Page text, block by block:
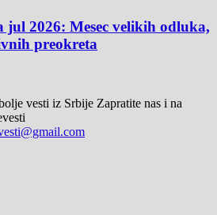
jul 2026: Mesec velikih odluka,
preokreta
vesti iz Srbije Zapratite nas i na